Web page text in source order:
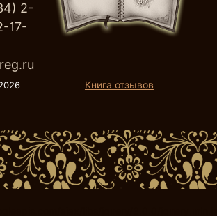
2-
17-
Книга отзывов